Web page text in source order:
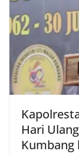
Hari
Kumbang